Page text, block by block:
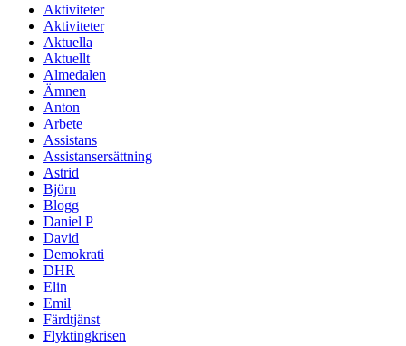
Aktiviteter
Aktiviteter
Aktuella
Aktuellt
Almedalen
Ämnen
Anton
Arbete
Assistans
Assistansersättning
Astrid
Björn
Blogg
Daniel P
David
Demokrati
DHR
Elin
Emil
Färdtjänst
Flyktingkrisen